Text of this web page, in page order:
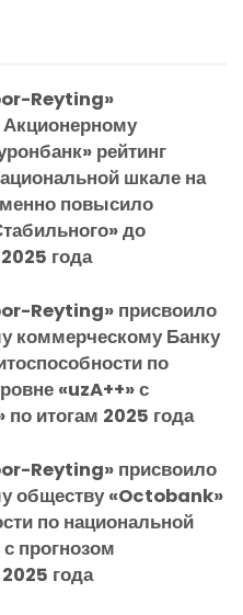
Reyting»
рейтинг
шкале на
повысило
до
года
Reyting» присвоило
коммерческому Банку
по
«uzA++» с
итогам 2025 года
Reyting» присвоило
обществу «Octobank»
по национальной
прогнозом
года